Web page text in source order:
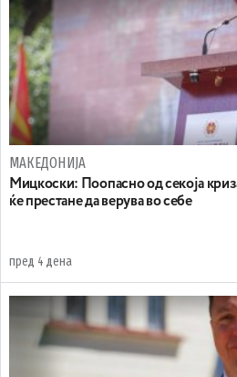
МАКЕДОНИЈА
Мицкоски: Поопасно од секоја
ќе престане да верува во себе
пред 4 дена